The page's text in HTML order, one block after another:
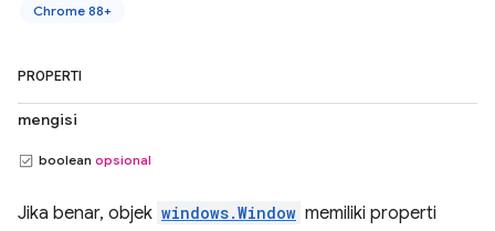
Chrome 88+
PROPERTI
mengisi
boolean opsional
Jika benar, objek windows.Window memiliki properti